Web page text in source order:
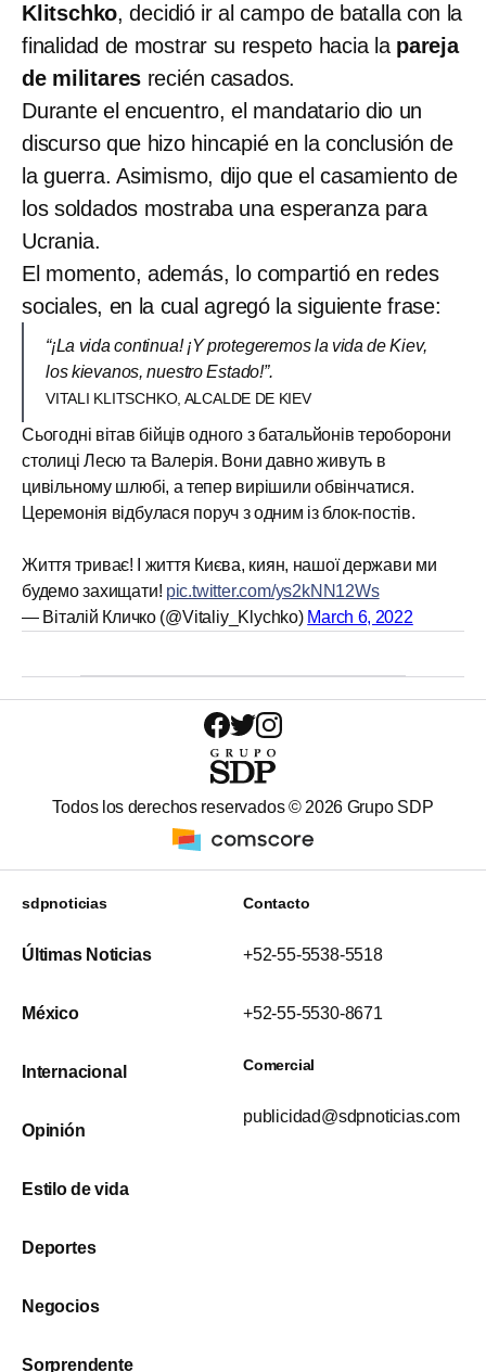
Klitschko, decidió ir al campo de batalla con la
finalidad de mostrar su respeto hacia la pareja
de militares recién casados.
Durante el encuentro, el mandatario dio un
discurso que hizo hincapié en la conclusión de
la guerra. Asimismo, dijo que el casamiento de
los soldados mostraba una esperanza para
Ucrania.
El momento, además, lo compartió en redes
sociales, en la cual agregó la siguiente frase:
“¡La vida continua! ¡Y protegeremos la vida de Kiev,
los kievanos, nuestro Estado!”.
VITALI KLITSCHKO, ALCALDE DE KIEV
Сьогодні вітав бійців одного з батальйонів тероборони
столиці Лесю та Валерія. Вони давно живуть в
цивільному шлюбі, а тепер вирішили обвінчатися.
Церемонія відбулася поруч з одним із блок-постів.
Життя триває! І життя Києва, киян, нашої держави ми
будемо захищати! pic.twitter.com/ys2kNN12Ws
— Віталій Кличко (@Vitaliy_Klychko) March 6, 2022
Todos los derechos reservados © 2026 Grupo SDP
sdpnoticias
Últimas Noticias
México
Internacional
Opinión
Estilo de vida
Deportes
Negocios
Sorprendente
Contacto
+52-55-5538-5518
+52-55-5530-8671
Comercial
publicidad@sdpnoticias.com